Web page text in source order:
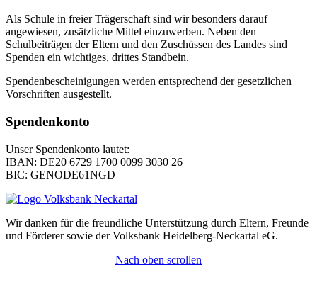
Als Schule in freier Trägerschaft sind wir besonders darauf
angewiesen, zusätzliche Mittel einzuwerben. Neben den
Schulbeiträgen der Eltern und den Zuschüssen des Landes sind
Spenden ein wichtiges, drittes Standbein.
Spendenbescheinigungen werden entsprechend der gesetzlichen
Vorschriften ausgestellt.
Spendenkonto
Unser Spendenkonto lautet:
IBAN: DE20 6729 1700 0099 3030 26
BIC: GENODE61NGD
Wir danken für die freundliche Unterstützung durch Eltern, Freunde
und Förderer sowie der Volksbank Heidelberg-Neckartal eG.
Nach oben scrollen